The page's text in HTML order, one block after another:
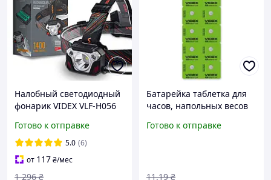
Налобный светодиодный
фонарик VIDEX VLF-H056
Готово к отправке
5.0 (6)
от 117₴/мес
1 296 ₴
Батарейка таблетка для
часов, напольных весов
(LR521)
Готово к отправке
11.19 ₴